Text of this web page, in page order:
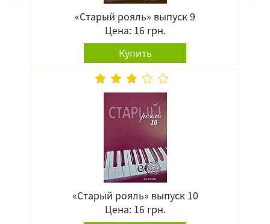
«Старый рояль» выпуск 9
Цена: 16 грн.
Купить
«Старый рояль» выпуск 10
Цена: 16 грн.